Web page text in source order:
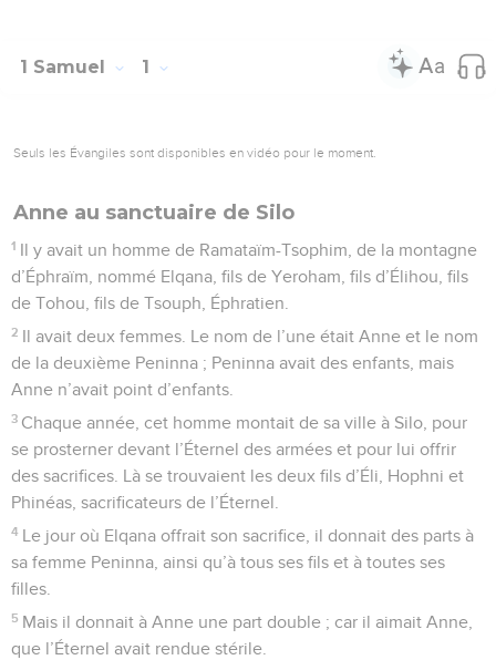
1 Samuel 1
Seuls les Évangiles sont disponibles en vidéo pour le moment.
Anne au sanctuaire de Silo
1 Il y avait un homme de Ramataïm-Tsophim, de la montagne
d’Éphraïm, nommé Elqana, fils de Yeroham, fils d’Élihou, fils
de Tohou, fils de Tsouph, Éphratien.
2 Il avait deux femmes. Le nom de l’une était Anne et le nom
de la deuxième Peninna ; Peninna avait des enfants, mais
Anne n’avait point d’enfants.
3 Chaque année, cet homme montait de sa ville à Silo, pour
se prosterner devant l’Éternel des armées et pour lui offrir
des sacrifices. Là se trouvaient les deux fils d’Éli, Hophni et
Phinéas, sacrificateurs de l’Éternel.
4 Le jour où Elqana offrait son sacrifice, il donnait des parts à
sa femme Peninna, ainsi qu’à tous ses fils et à toutes ses
filles.
5 Mais il donnait à Anne une part double ; car il aimait Anne,
que l’Éternel avait rendue stérile.